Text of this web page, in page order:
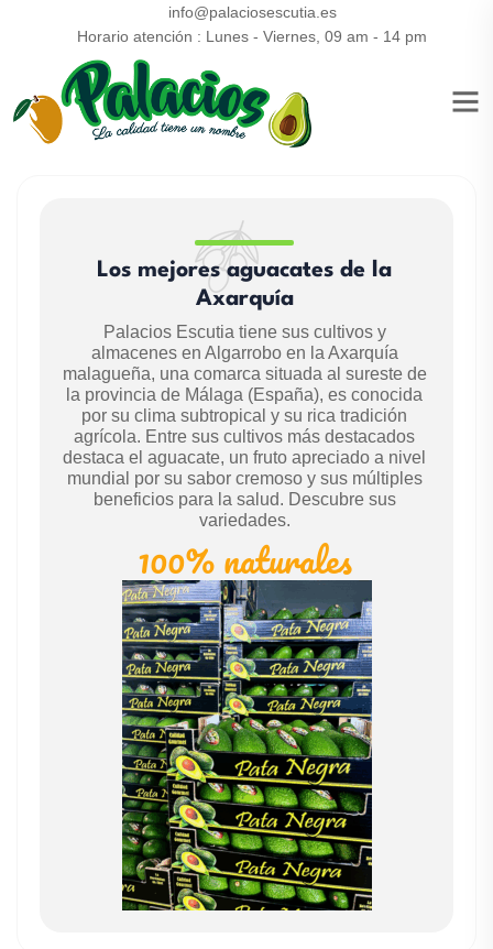
info@palaciosescutia.es
Horario atención : Lunes - Viernes, 09 am - 14 pm
Los mejores aguacates de la
Axarquía
Palacios Escutia tiene sus cultivos y
almacenes en Algarrobo en la Axarquía
malagueña, una comarca situada al sureste de
la provincia de Málaga (España), es conocida
por su clima subtropical y su rica tradición
agrícola. Entre sus cultivos más destacados
destaca el aguacate, un fruto apreciado a nivel
mundial por su sabor cremoso y sus múltiples
beneficios para la salud. Descubre sus
variedades.
100% naturales